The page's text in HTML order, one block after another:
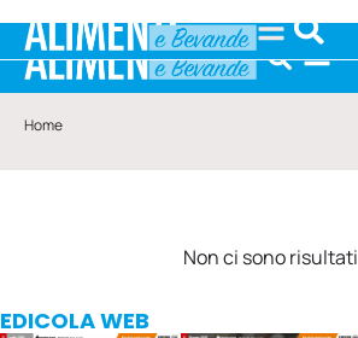
Home
Non ci sono risultati
EDICOLA WEB